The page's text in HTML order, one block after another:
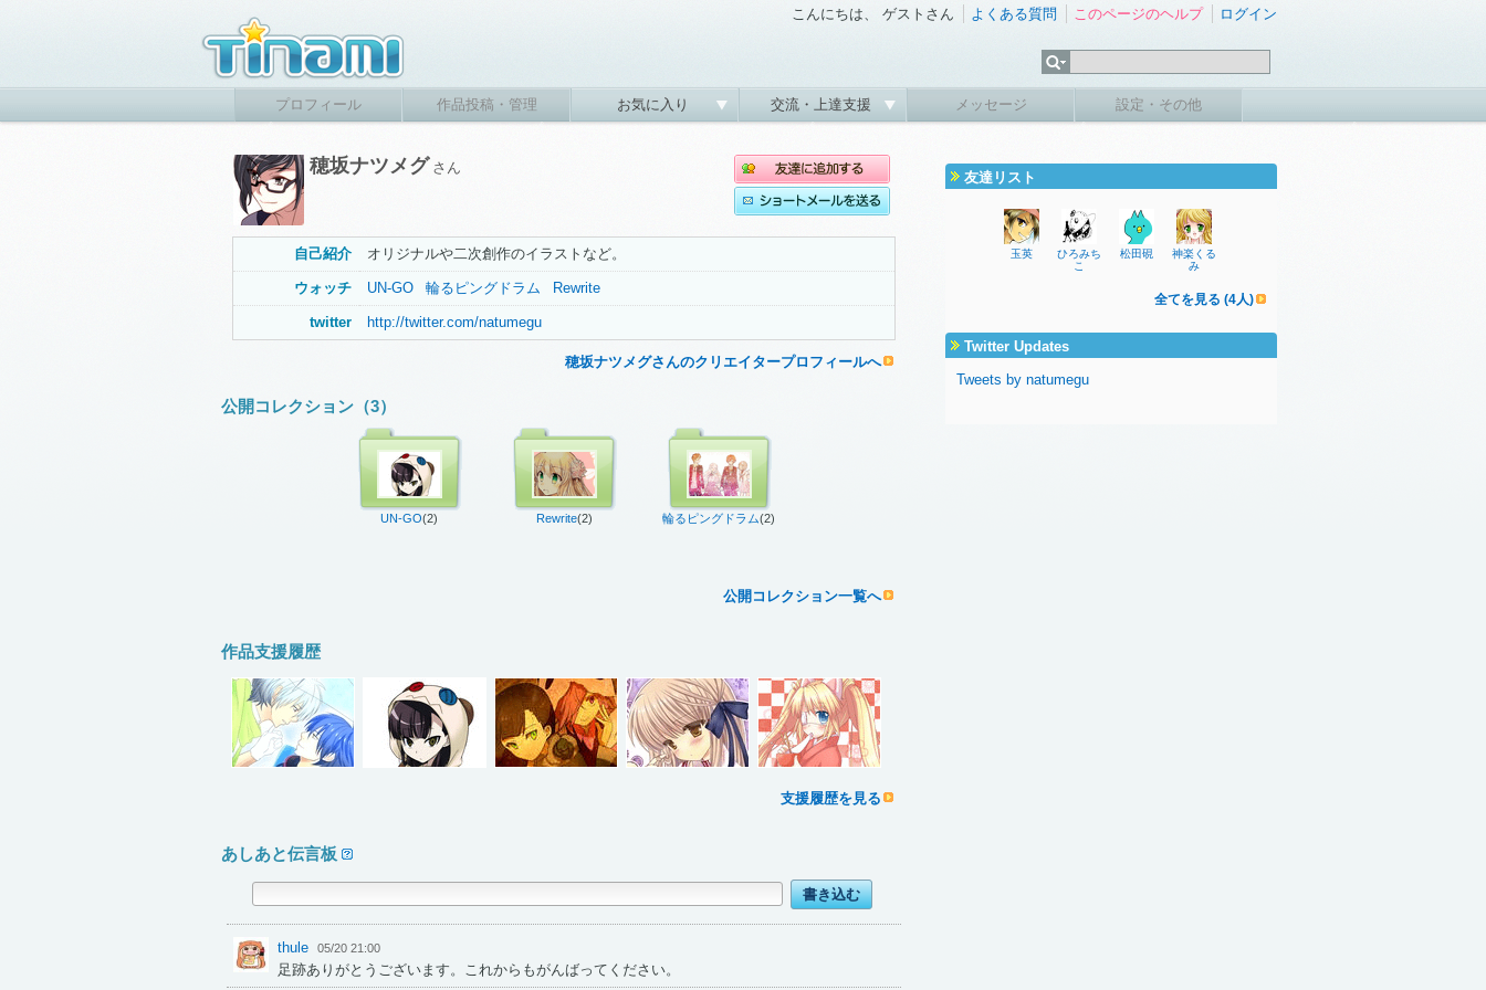
こんにちは、 ゲストさん よくある質問 このページのヘルプ ログイン
プロフィール 作品投稿・管理 お気に入り 交流・上達支援 メッセージ 設定・その他
穂坂ナツメグ さん
自己紹介 オリジナルや二次創作のイラストなど。
ウォッチ UN-GO 輪るピングドラム Rewrite
twitter http://twitter.com/natumegu
穂坂ナツメグさんのクリエイタープロフィールへ
公開コレクション（3）
UN-GO(2) Rewrite(2) 輪るピングドラム(2)
公開コレクション一覧へ
作品支援履歴
支援履歴を見る
あしあと伝言板
thule 05/20 21:00
足跡ありがとうございます。これからもがんばってください。
友達リスト
玉英
ひろみち
こ
松田硯
神楽くる
み
全てを見る (4人)
Twitter Updates
Tweets by natumegu